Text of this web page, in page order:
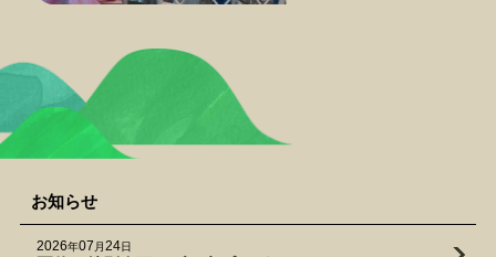
お知らせ
2026年07 月24日